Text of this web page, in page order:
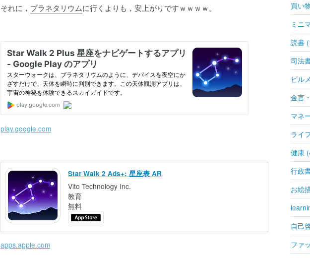
それに， プラネタリウムに行くよりも，安上がりですｗｗｗｗ。
play.google.com
Star Walk 2 Ads+: 星座表 AR
Vito Technology Inc.
教育
無料
apps.apple.com
買い
ミニ
読書
司法
ビル
金言
マネ
ライ
健康
行政
お絵
自己
ファ